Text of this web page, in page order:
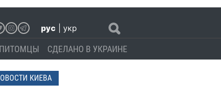
рус укр
ПИТОМЦЫ СДЕЛАНО В УКРАИНЕ
КИЕВА